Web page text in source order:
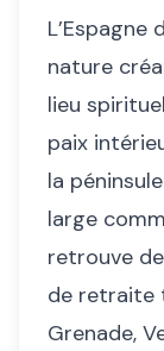
nature
lieu
paix
la
large
retrouve
de retraite
Grenade,